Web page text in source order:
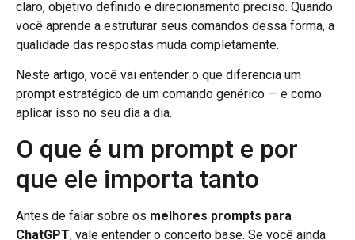
claro, objetivo definido e direcionamento preciso. Quando
você aprende a estruturar seus comandos dessa forma, a
qualidade das respostas muda completamente.
Neste artigo, você vai entender o que diferencia um
prompt estratégico de um comando genérico — e como
aplicar isso no seu dia a dia.
O que é um prompt e por
que ele importa tanto
Antes de falar sobre os melhores prompts para
ChatGPT, vale entender o conceito base. Se você ainda